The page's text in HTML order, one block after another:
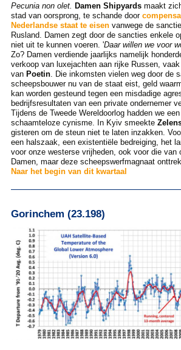
Pecunia non olet. Damen Shipyardsmaakt
stad van oorsprong, te schande door
Nederlandse staat te eisenvanwege de
Rusland. Damen zegt door de sancties enkele
niet uit te kunnen voeren. 'Daar willen we voor
Zo? Damen verdiende jaarlijks namelijk
verkoop van luxejachten aan rijke Russen,
van Poetin. Die inkomsten vielen weg door de
scheepsbouwer nu van de staat eist, geld
kan worden gesteund tegen een misdadige
bedrijfsresultaten van een private ondernemer
Tijdens de Tweede Wereldoorlog hadden we
schaamteloze cynisme. In Kyiv smeekte
gisteren om de steun niet te laten inzakken.
een halszaak, een existentiële bedreiging, het
voor onze westerse vrijheden, ook voor die van
Damen, maar deze scheepswerfmagnaat
Naar het begin van dit kwartaal
Gorinchem (23.198)